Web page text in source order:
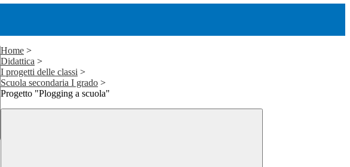
Home >
Didattica >
I progetti delle classi >
Scuola secondaria I grado >
Progetto "Plogging a scuola"